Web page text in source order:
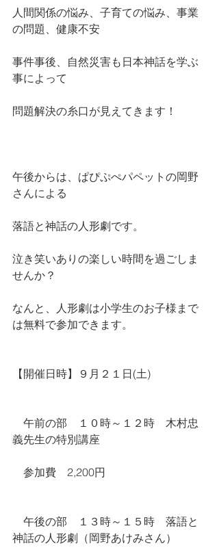
人間関係の悩み、子育ての悩み、事業
の問題、健康不安
事件事後、自然災害も日本神話を学ぶ
事によって
問題解決の糸口が見えてきます！
午後からは、ぱぴぷぺパペットの岡野
さんによる
落語と神話の人形劇です。
泣き笑いありの楽しい時間を過ごしま
せんか？
なんと、人形劇は小学生のお子様まで
は無料で参加できます。
【開催日時】９月２１日(土)
午前の部　１０時～１２時　木村忠
義先生の特別講座
参加費　2,200円
午後の部　１３時～１５時　落語と
神話の人形劇（岡野あけみさん）